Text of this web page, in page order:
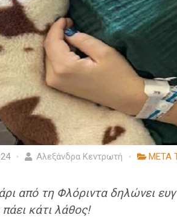
Αλεξάνδρα Κεντρωτή ΜΕΤΑ
από τη Φλόριντα δηλώνει
κάτι λάθος!